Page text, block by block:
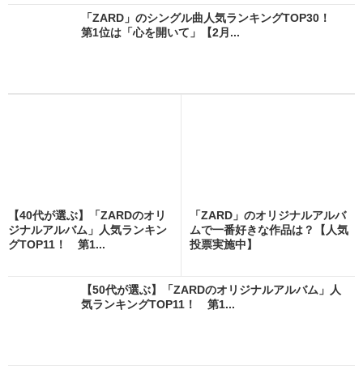
「ZARD」のシングル曲人気ランキングTOP30！
第1位は「心を開いて」【2月...
【40代が選ぶ】「ZARDのオリ
ジナルアルバム」人気ランキン
グTOP11！ 第1...
「ZARD」のオリジナルアルバ
ムで一番好きな作品は？【人気
投票実施中】
【50代が選ぶ】「ZARDのオリジナルアルバム」人
気ランキングTOP11！ 第1...